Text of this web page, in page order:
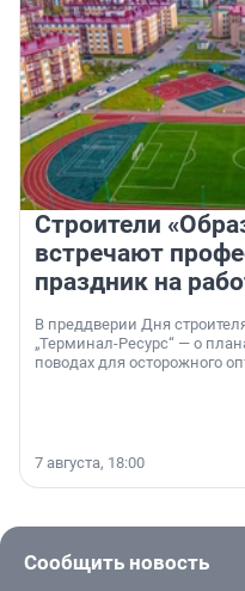
Строители
встречают
праздник на
В преддверии Дня
„Терминал-Ресурс“ — о
поводах для осторожного
7 августа, 18:00
Сообщить новость